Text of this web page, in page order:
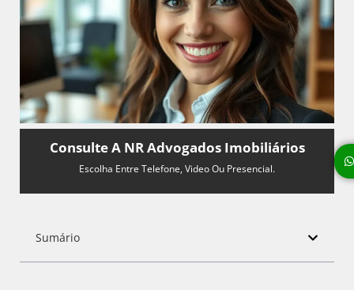
Consulte A NR Advogados Imobiliários
Escolha Entre Telefone, Video Ou Presencial.
Sumário